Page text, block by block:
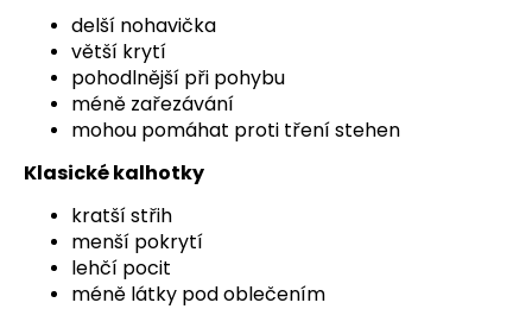
delší nohavička
větší krytí
pohodlnější při pohybu
méně zařezávání
mohou pomáhat proti tření stehen
Klasické kalhotky
kratší střih
menší pokrytí
lehčí pocit
méně látky pod oblečením
m
e
BOXERKY
TEMPT